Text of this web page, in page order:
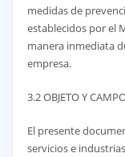
medidas de
establecidos por el
manera inmediata
empresa.
3.2 OBJETO Y
El presente
servicios e